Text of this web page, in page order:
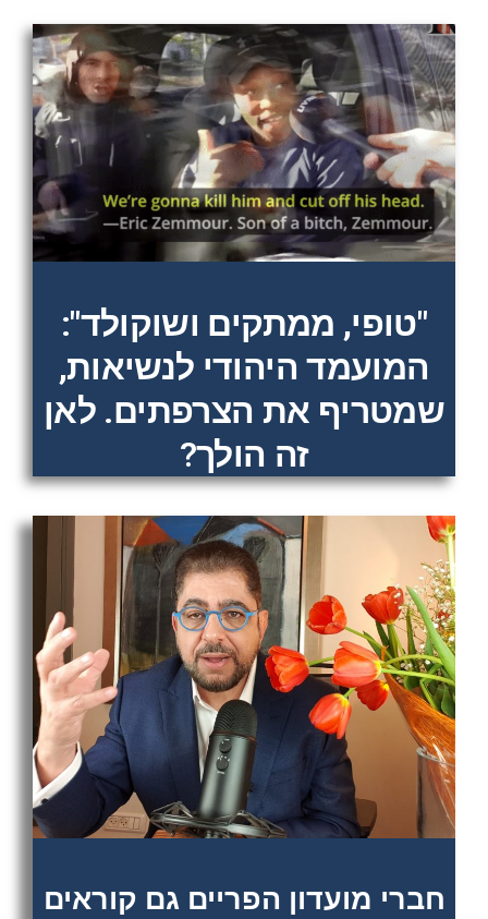
"טופי, ממתקים ושוקולד":
המועמד היהודי לנשיאות,
שמטריף את הצרפתים. לאן
זה הולך?
חברי מועדון הפריים גם קוראים